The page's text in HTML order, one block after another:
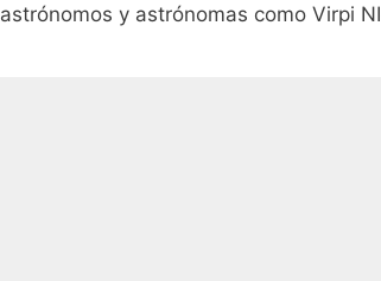
y astrónomas como Virpi